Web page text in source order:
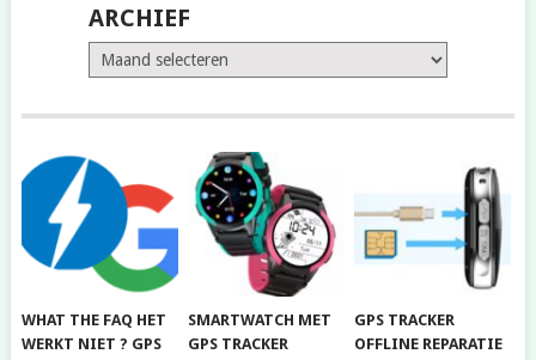
ARCHIEF
Archief
WHAT THE FAQ HET
WERKT NIET ? GPS
SMARTWATCH MET
GPS TRACKER
GPS TRACKER
OFFLINE REPARATIE